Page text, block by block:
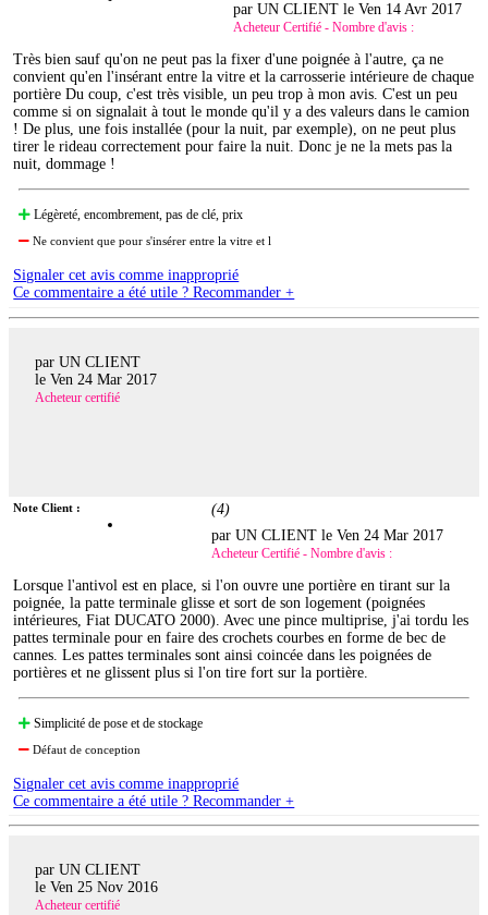
par UN CLIENT leVen 14 Avr 2017
Acheteur Certifié - Nombre d'avis :
Très bien sauf qu'on ne peut pas la fixer d'une poignée à l'autre, ça ne
convient qu'en l'insérant entre la vitre et la carrosserie intérieure de chaque
portière Du coup, c'est très visible, un peu trop à mon avis. C'est un peu
comme si on signalait à tout le monde qu'il y a des valeurs dans le camion
! De plus, une fois installée (pour la nuit, par exemple), on ne peut plus
tirer le rideau correctement pour faire la nuit. Donc je ne la mets pas la
nuit, dommage !
Légèreté, encombrement, pas de clé, prix
Ne convient que pour s'insérer entre la vitre et l
Signaler cet avis comme inapproprié
Ce commentaire a été utile ? Recommander +
par UN CLIENT
le Ven 24 Mar 2017
Acheteur certifié
Note Client : (4)
par UN CLIENT leVen 24 Mar 2017
Acheteur Certifié - Nombre d'avis :
Lorsque l'antivol est en place, si l'on ouvre une portière en tirant sur la
poignée, la patte terminale glisse et sort de son logement (poignées
intérieures, Fiat DUCATO 2000). Avec une pince multiprise, j'ai tordu les
pattes terminale pour en faire des crochets courbes en forme de bec de
cannes. Les pattes terminales sont ainsi coincée dans les poignées de
portières et ne glissent plus si l'on tire fort sur la portière.
Simplicité de pose et de stockage
Défaut de conception
Signaler cet avis comme inapproprié
Ce commentaire a été utile ? Recommander +
par UN CLIENT
le Ven 25 Nov 2016
Acheteur certifié